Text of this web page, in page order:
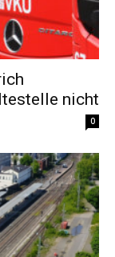
nicht
0